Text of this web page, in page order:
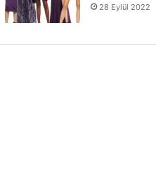
28 Eylül 2022